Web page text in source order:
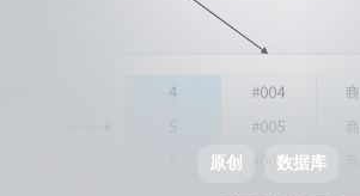
原创 数据库